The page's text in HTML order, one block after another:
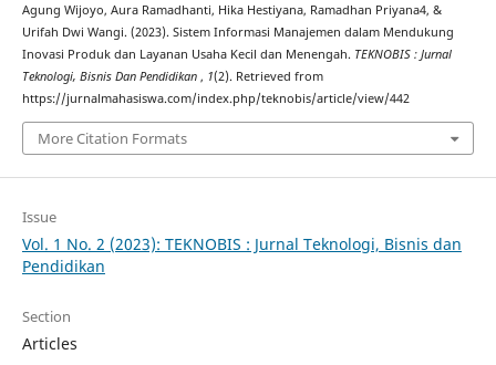
Agung Wijoyo, Aura Ramadhanti, Hika Hestiyana, Ramadhan Priyana4, &
Urifah Dwi Wangi. (2023). Sistem Informasi Manajemen dalam Mendukung
Inovasi Produk dan Layanan Usaha Kecil dan Menengah. TEKNOBIS : Jurnal
Teknologi, Bisnis Dan Pendidikan , 1(2). Retrieved from
https://jurnalmahasiswa.com/index.php/teknobis/article/view/442
More Citation Formats
Issue
Vol. 1 No. 2 (2023): TEKNOBIS : Jurnal Teknologi, Bisnis dan
Pendidikan
Section
Articles